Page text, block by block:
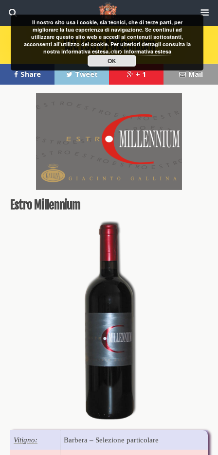
V.R. Estro Millennium
Share Tweet + 1 Mail
Estro Millennium
Vitigno: Barbera – Selezione particolare
Il nostro sito usa i cookie, sia tecnici, che di terze parti, per
migliorare la tua esperienza di navigazione. Se continui ad
utilizzare questo sito web e accedi ai contenuti sottostanti,
acconsenti all'utilizzo dei cookie. Per ulteriori dettagli consulta la
nostra informativa estesa.</br>Informativa estesa
OK